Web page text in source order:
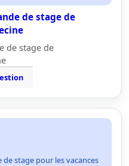
de stage de
de stage de
stage pour les vacances